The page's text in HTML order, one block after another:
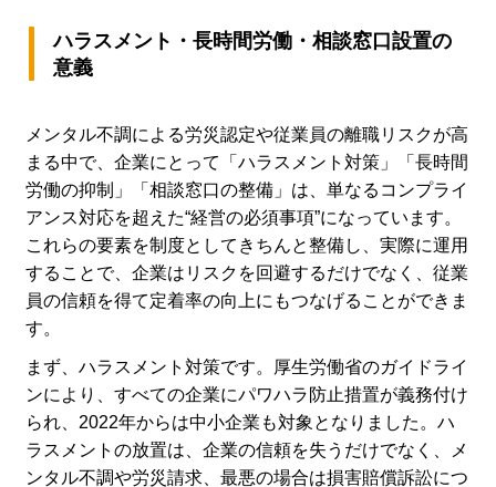
ハラスメント・長時間労働・相談窓口設置の
意義
メンタル不調による労災認定や従業員の離職リスクが高
まる中で、企業にとって「ハラスメント対策」「長時間
労働の抑制」「相談窓口の整備」は、単なるコンプライ
アンス対応を超えた“経営の必須事項”になっています。
これらの要素を制度としてきちんと整備し、実際に運用
することで、企業はリスクを回避するだけでなく、従業
員の信頼を得て定着率の向上にもつなげることができま
す。
まず、ハラスメント対策です。厚生労働省のガイドライ
ンにより、すべての企業にパワハラ防止措置が義務付け
られ、2022年からは中小企業も対象となりました。ハ
ラスメントの放置は、企業の信頼を失うだけでなく、メ
ンタル不調や労災請求、最悪の場合は損害賠償訴訟につ